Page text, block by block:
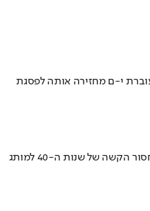
י-ם מחזירה אותה לפסגת
איך אסם הפכה את תקופת הצנע והמחסור הקשה של שנות ה-40 למותג